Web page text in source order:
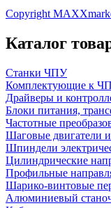
Copyright
Каталог
Станки ЧПУ
Комплектующие к
Драйверы и
Блоки питания,
Частотные
Шаговые двигатели
Шпиндели
Цилиндрические
Профильные
Шарико-винтовые
Алюминиевый